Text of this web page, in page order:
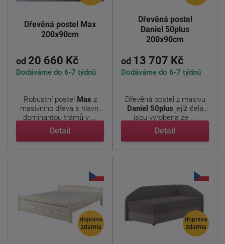
Dřevěná postel Max
200x90cm
od 20 660 Kč
Dodáváme do 6-7 týdnů
Robustní postel Maxz
masivního dřeva s hlavní
dominantou trámů v ...
Detail
Dřevěná postel
Daniel 50plus
200x90cm
od 13 707 Kč
Dodáváme do 6-7 týdnů
Dřevěná postel z masivu
Daniel 50plus jejíž čela
jsou vyrobena ze ...
Detail
doprava
zdarma
doprava
zdarma